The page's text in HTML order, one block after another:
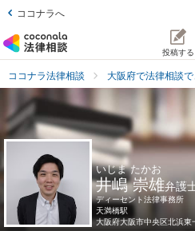
ココナラへ
投稿する
ココナラ法律相談 大阪府で法律相談
いじま たかお
井嶋 崇雄弁護
ディーセント法律事務所
天満橋駅
大阪府大阪市中央区北浜